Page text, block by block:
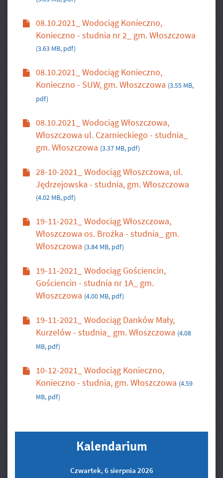
08.10.2021_ Wodociąg Konieczno,
Konieczno - studnia nr 2_ gm. Włoszczowa
(3.63 MB, pdf)
08.10.2021_ Wodociąg Konieczno,
Konieczno - SUW, gm. Włoszczowa (3.55 MB,
pdf)
08.10.2021_ Wodociąg Włoszczowa,
Włoszczowa ul. Czarnieckiego - studnia_
gm. Włoszczowa (3.37 MB, pdf)
28-10-2021_ Wodociąg Włoszczowa, ul.
Jędrzejowska - studnia, gm. Włoszczowa
(4.02 MB, pdf)
19-11-2021_ Wodociąg Włoszczowa,
Włoszczowa os. Brożka - studnia_ gm.
Włoszczowa (3.84 MB, pdf)
19-11-2021_ Wodociąg Gościencin,
Gościencin - studnia nr 1A_ gm.
Włoszczowa (4.00 MB, pdf)
19-11-2021_ Wodociąg Danków Mały,
Kurzelów - studnia_ gm. Włoszczowa (4.08
MB, pdf)
10-12-2021_ Wodociąg Konieczno,
Konieczno - studnia, gm. Włoszczowa (4.59
MB, pdf)
Kalendarium
Czwartek, 6 sierpnia 2026